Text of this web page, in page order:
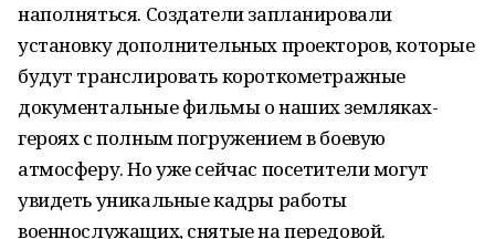
наполняться. Создатели запланировали
установку дополнительных проекторов, которые
будут транслировать короткометражные
документальные фильмы о наших земляках-
героях с полным погружением в боевую
атмосферу. Но уже сейчас посетители могут
увидеть уникальные кадры работы
военнослужащих, снятые на передовой.